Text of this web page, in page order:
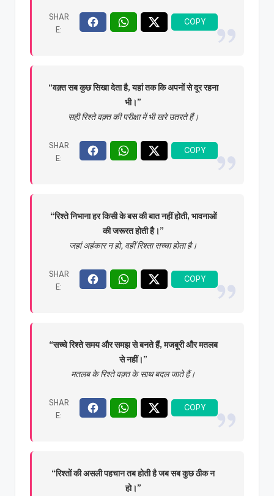
“वक़्त सब कुछ सिखा देता है, यहां तक कि अपनों से दूर रहना
भी।”
सही रिश्ते वक़्त की परीक्षा में भी खरे उतरते हैं।
“रिश्ते निभाना हर किसी के बस की बात नहीं होती, भावनाओं
की जरूरत होती है।”
जहां अहंकार न हो, वहीं रिश्ता सच्चा होता है।
“सच्चे रिश्ते समय और समझ से बनते हैं, मजबूरी और मतलब
से नहीं।”
मतलब के रिश्ते वक़्त के साथ बदल जाते हैं।
“रिश्तों की असली पहचान तब होती है जब सब कुछ ठीक न
हो।”